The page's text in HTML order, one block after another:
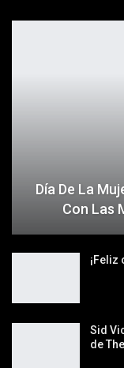
Día De La
Con Las
¡Feliz
Sid
de